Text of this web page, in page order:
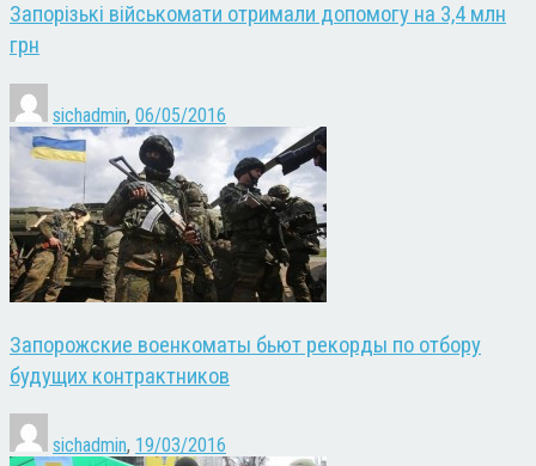
Запорізькі військомати отримали допомогу на 3,4 млн
грн
sichadmin, 06/05/2016
Запорожские военкоматы бьют рекорды по отбору
будущих контрактников
sichadmin, 19/03/2016